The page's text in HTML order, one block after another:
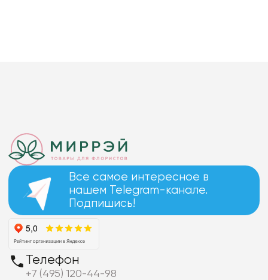
Все самое интересное в
нашем Telegram-канале.
Подпишись!
Телефон
+7 (495) 120-44-98